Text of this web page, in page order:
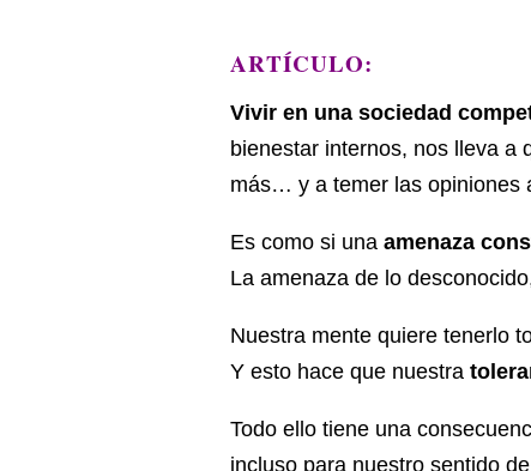
ARTÍCULO:
Vivir en una sociedad
bienestar internos, nos lleva a
más… y a temer las opiniones
Es como si una amenaza
La amenaza de lo
Nuestra mente quiere tenerlo
Y esto hace que nuestra
Todo ello tiene una
incluso para nuestro sentido